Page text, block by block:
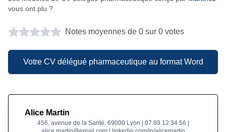
vous ont plu ?
Notes moyennes de 0 sur 0 votes
Votre CV délégué pharmaceutique au format Word
Alice Martin
456, avenue de la Santé, 69000 Lyon | 07 89 12 34 56 |